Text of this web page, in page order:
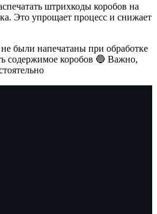
штрихкоды коробов на
Это упрощает процесс и снижает
были напечатаны при обработке
содержимое коробов 🔵 Важно,